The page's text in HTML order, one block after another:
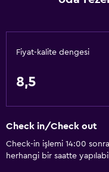
İnternet
Vücut sabunu
Ücretsiz tuvalet
Şampuan
Fiyat-kalite dengesi
8,5
Check in/Check out
Check-in işlemi 14:00
herhangi bir saatte